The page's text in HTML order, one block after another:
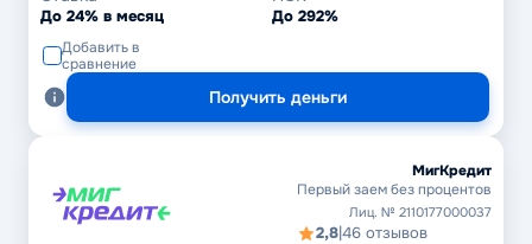
До 24% в месяц До 292%
Добавить в
сравнение
Получить деньги
МигКредит
Первый заем без процентов
Лиц. № 2110177000037
2,8|46 отзывов